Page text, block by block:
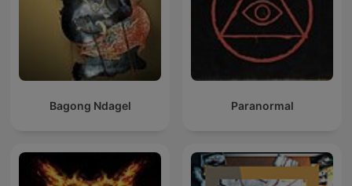
Bagong Ndagel Paranormal